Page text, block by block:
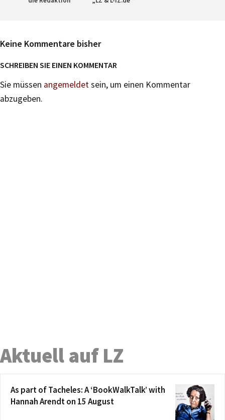
Keine Kommentare bisher
SCHREIBEN SIE EINEN KOMMENTAR
Sie müssen angemeldetsein, um einen Kommentar
abzugeben.
Aktuell auf LZ
As part of Tacheles: A ‘BookWalkTalk’ with
Hannah Arendt on 15 August